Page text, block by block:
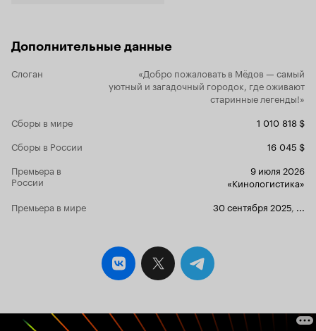
Дополнительные данные
Слоган
«Добро пожаловать в Мёдов — самый
уютный и загадочный городок, где оживают
старинные легенды!»
Сборы в мире
1 010 818 $
Сборы в России
16 045 $
Премьера в
России
9 июля 2026
«Кинологистика»
Премьера в мире
30 сентября 2025